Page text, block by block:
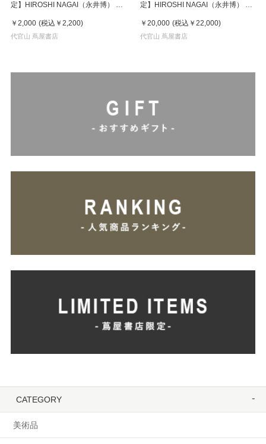
定】HIROSHI NAGAI（永井博） ×
KEY HOLDER / KTHN-AKF Untitled
2
￥2,000 (税込 ￥2,200)
代官山 蔦屋書店
定】HIROSHI NAGAI（永井博） ×
CANVAS PRINT / KTHN-CP
Untitled 1 ※通常商品との同時購入
￥20,000 (税込 ￥22,000)
代官山 蔦屋書店
CATEGORY
美術品